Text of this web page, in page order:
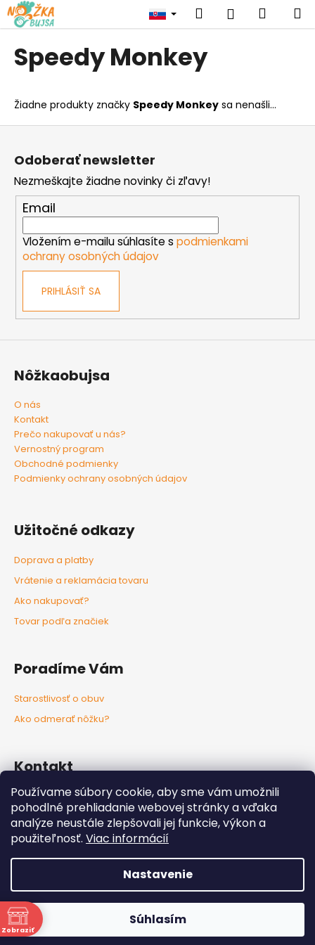
Používame súbory cookie, aby sme vám umožnili
pohodlné prehliadanie webovej stránky a vďaka
analýze neustále zlepšovali jej funkcie, výkon a
použiteľnosť. Viac informácií
Nastavenie
Súhlasím
Prejsť
na
obsah
HľadaťPrihlásenie
Speedy Monkey
Žiadne produkty značky Speedy Monkey sa nenašli...
K
o
o
p
o
t
r
e
b
u
e
n
s
ť
?
HĽADAŤ
O
d
o
r
ú
m
e
Z
Odoberať newsletter
Nezmeškajte žiadne novinky či zľavy!
Email
Vložením e-mailu súhlasíte s podmienkami
ochrany osobných údajov
PRIHLÁSIŤ SA
Nôžkaobujsa
O nás
Kontakt
Prečo nakupovať u nás?
Vernostný program
Obchodné podmienky
Podmienky ochrany osobných údajov
Užitočné odkazy
Doprava a platby
Vrátenie a reklamácia tovaru
Ako nakupovať?
Tovar podľa značiek
Poradíme Vám
Starostlivosť o obuv
Ako odmerať nôžku?
Kontakt
info@nozkaobujsa.sk
+421907383063
Nozkaobujsa.sk
Nozkaobujsa
Copyright 2026Nôžkaobujsa. Všetky práva vyhradené.
Upraviť nastavenie cookies
Zobraziť